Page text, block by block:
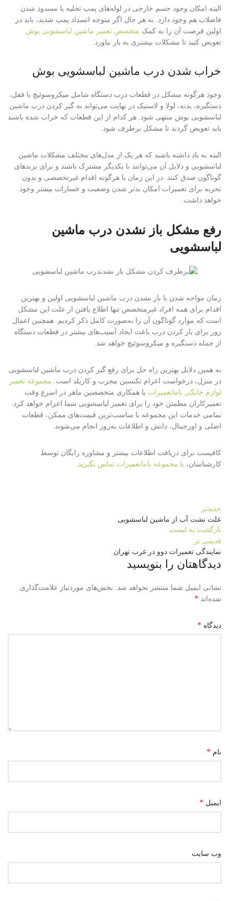
البته امکان وجود جسم خارجی در لوله‌های پمپ تخلیه یا مسدود شدن
فاضلاب هم وجود دارد. به هر حال اگر متوجه انسداد پمپ شدید، باید در
اولین فرصت آن را به کمک متخصص تعمیر ماشین لباسشویی بوش
تعویض کنید تا مشکلات بیشتری به بار نیاورد.
خراب شدن درب ماشین لباسشویی بوش
وجود هرگونه مشکل در قطعات درب دستگاه شامل میکروسوئیچ یا قفل،
دستگیره، بدنه، لولا و لاستیک در نهایت می‌تواند به گیر کردن درب ماشین
لباسشویی بوش منتهی شود. هر کدام از این قطعات که خراب شده باشند
باید تعویض گردند تا مشکل برطرف شود.
البته به یاد داشته باشید که هر یک از مدل‌های مختلف مشکلات ماشین
لباسشویی و دلایل آن می‌توانند با یکدیگر مشترک باشند و برای برندهای
گوناگون صدق کنند. در این زمان با هرگونه اقدام غیرتخصصی و بدون
تجربه برای تعمیرات امکان بدتر شدن وضعیت و خسارات بیشتر وجود
خواهد داشت.
رفع مشکل باز نشدن درب ماشین
لباسشویی
زمان مواجه شدن با باز نشدن درب ماشین لباسشویی اولین و بهترین
اقدام برای همه افراد غیرمتخصص تنها اطلاع یافتن از علت این مشکل
است که موارد گوناگون آن را به‌صورت کامل ذکر کردیم. همچنین اعمال
زور برای باز کردن درب باعث ایجاد آسیب‌های بیشتر در قطعات دستگاه
از جمله دستگیره و میکروسوئیچ خواهد شد.
به همین دلایل بهترین راه حل برای رفع گیر کردن درب ماشین لباسشویی
در منزل، درخواست اعزام تکنسین مجرب و کاربلد است. مجموعه تعمیر
لوازم خانگی باماتعمیرات با همکاری متخصصین ماهر در اسرع وقت
تعمیرکاران مطمئن خود را برای تعمیر لباسشویی شما اعزام خواهد کرد.
تمامی خدمات این مجموعه با مناسب‌ترین قیمت‌های ممکن، قطعات
اصلی و اورجینال، دانش و اطلاعات به‌روز انجام می‌شوند.
کافیست برای دریافت اطلاعات بیشتر و مشاوره رایگان توسط
کارشناسان، با مجموعه باماتعمیرات تماس بگیرید
جدیدتر
علت نشت آب از ماشین لباسشویی
بازگشت به لیست
قدیمی تر
نمایندگی تعمیرات دوو در غرب تهران
دیدگاهتان را بنویسید
نشانی ایمیل شما منتشر نخواهد شد.
بخش‌های موردنیاز علامت‌گذاری
شده‌اند *
دیدگاه *
نام *
ایمیل *
وب‌ سایت